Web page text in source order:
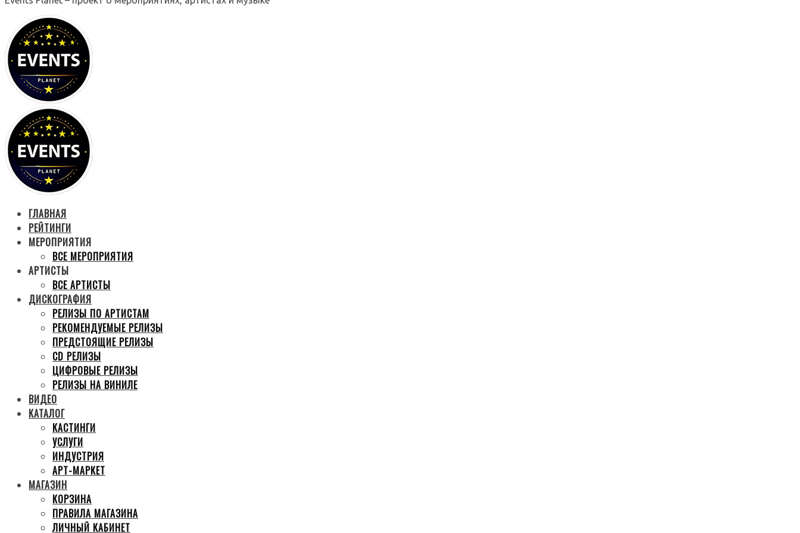
ГЛАВНАЯ
РЕЙТИНГИ
МЕРОПРИЯТИЯ
ВСЕ МЕРОПРИЯТИЯ
АРТИСТЫ
ВСЕ АРТИСТЫ
ДИСКОГРАФИЯ
РЕЛИЗЫ ПО АРТИСТАМ
РЕКОМЕНДУЕМЫЕ РЕЛИЗЫ
ПРЕДСТОЯЩИЕ РЕЛИЗЫ
CD РЕЛИЗЫ
ЦИФРОВЫЕ РЕЛИЗЫ
РЕЛИЗЫ НА ВИНИЛЕ
ВИДЕО
КАТАЛОГ
КАСТИНГИ
УСЛУГИ
ИНДУСТРИЯ
АРТ-МАРКЕТ
МАГАЗИН
КОРЗИНА
ПРАВИЛА МАГАЗИНА
ЛИЧНЫЙ КАБИНЕТ